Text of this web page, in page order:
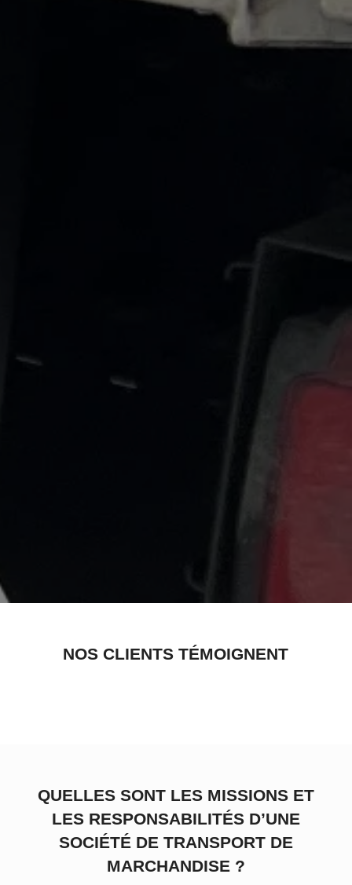
NOS CLIENTS TÉMOIGNENT
QUELLES SONT LES MISSIONS ET
LES RESPONSABILITÉS D’UNE
SOCIÉTÉ DE TRANSPORT DE
MARCHANDISE ?